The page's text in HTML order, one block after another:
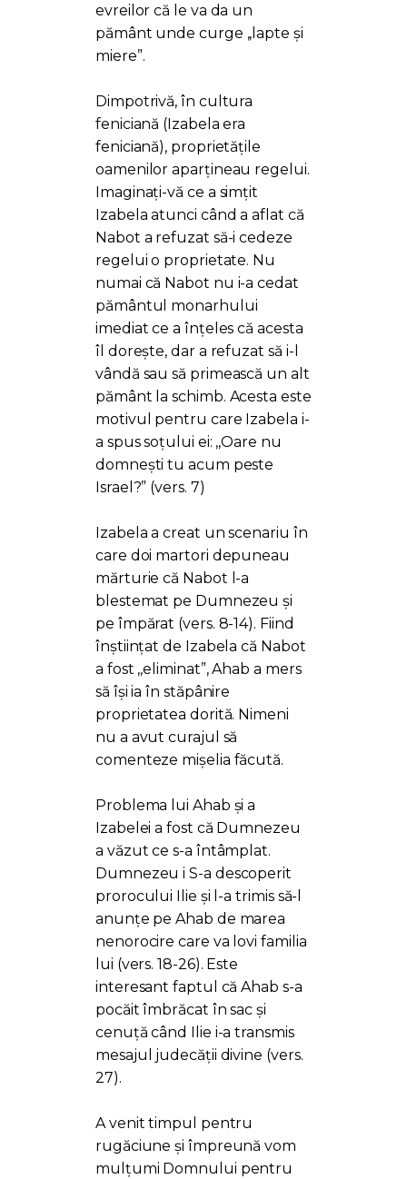
evreilor că le va da un
pământ unde curge ,,lapte și
miere”.
Dimpotrivă, în cultura
feniciană (Izabela era
feniciană), proprietățile
oamenilor aparțineau regelui.
Imaginați-vă ce a simțit
Izabela atunci când a aflat că
Nabot a refuzat să-i cedeze
regelui o proprietate. Nu
numai că Nabot nu i-a cedat
pământul monarhului
imediat ce a înțeles că acesta
îl dorește, dar a refuzat să i-l
vândă sau să primească un alt
pământ la schimb. Acesta este
motivul pentru care Izabela i-
a spus soțului ei: ,,Oare nu
domnești tu acum peste
Israel?” (vers. 7)
Izabela a creat un scenariu în
care doi martori depuneau
mărturie că Nabot l-a
blestemat pe Dumnezeu și
pe împărat (vers. 8-14). Fiind
înștiințat de Izabela că Nabot
a fost ,,eliminat”, Ahab a mers
să își ia în stăpânire
proprietatea dorită. Nimeni
nu a avut curajul să
comenteze mișelia făcută.
Problema lui Ahab și a
Izabelei a fost că Dumnezeu
a văzut ce s-a întâmplat.
Dumnezeu i S-a descoperit
prorocului Ilie și l-a trimis să-l
anunțe pe Ahab de marea
nenorocire care va lovi familia
lui (vers. 18-26). Este
interesant faptul că Ahab s-a
pocăit îmbrăcat în sac și
cenuță când Ilie i-a transmis
mesajul judecății divine (vers.
27).
A venit timpul pentru
rugăciune și împreună vom
mulțumi Domnului pentru